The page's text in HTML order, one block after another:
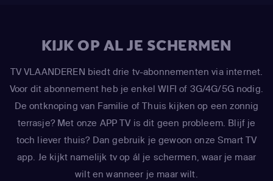
KIJK OP AL JE SCHERMEN
TV VLAANDEREN biedt drie tv-abonnementen via internet.
Voor dit abonnement heb je enkel WIFI of 3G/4G/5G nodig.
De ontknoping van Familie of Thuis kijken op een zonnig
terrasje? Met onze APP TV is dit geen probleem. Blijf je
toch liever thuis? Dan gebruik je gewoon onze Smart TV
app. Je kijkt namelijk tv op ál je schermen, waar je maar
wilt en wanneer je maar wilt.